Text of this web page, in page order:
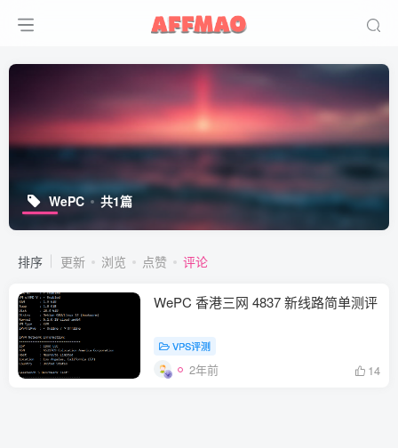
WePC 共1篇
排序 更新 浏览 点赞 评论
WePC 香港三网 4837 新线路简单测评
VPS评测
2年前 14